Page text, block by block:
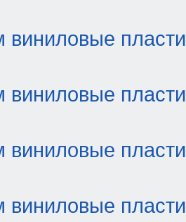
виниловые
виниловые
виниловые
виниловые